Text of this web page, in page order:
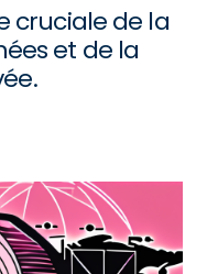
cruciale de la
et de la